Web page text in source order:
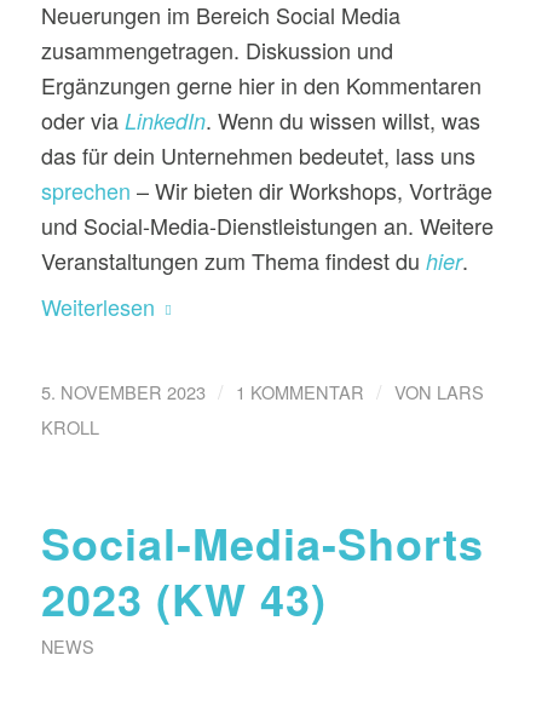
Neuerungen im Bereich Social Media
zusammengetragen. Diskussion und
Ergänzungen gerne hier in den Kommentaren
oder via LinkedIn. Wenn du wissen willst, was
das für dein Unternehmen bedeutet, lass uns
sprechen – Wir bieten dir Workshops, Vorträge
und Social-Media-Dienstleistungen an. Weitere
Veranstaltungen zum Thema findest du hier.
Weiterlesen
5. NOVEMBER 2023 / 1 KOMMENTAR / VON LARS
KROLL
Social-Media-Shorts
2023 (KW 43)
NEWS